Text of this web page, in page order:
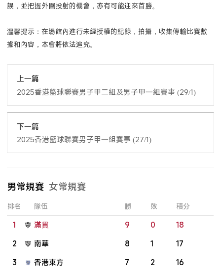
誤，並把握外圍投射的機會，亦有可能迎來首勝。
溫馨提示：在場館內進行未經授權的紀錄，拍攝，收集傳輸比賽數
據和內容，本會將依法追究。
上一篇
2025香港籃球聯賽男子甲二組及男子甲一組賽事 (29/1)
下一篇
2025香港籃球聯賽男子甲一組賽事 (27/1)
男常規賽 女常規賽
排名 隊伍 勝 敗 積分
1 滿貫 9 0
18
2
南華 8 1
17
3
香港東方 7 2
16